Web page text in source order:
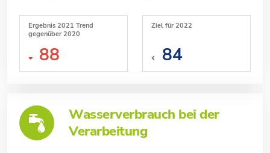
Ergebnis 2021 Trend
gegenüber 2020
88
Ziel für 2022
84
Wasserverbrauch bei der
Verarbeitung